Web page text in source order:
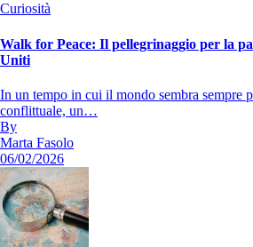
Curiosità
Walk for Peace: Il pellegrinaggio per la
Uniti
In un tempo in cui il mondo sembra sempre
conflittuale, un…
By
Marta Fasolo
06/02/2026